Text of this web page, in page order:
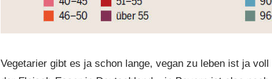
Vegetarier gibt es ja schon lange, vegan zu leben ist ja